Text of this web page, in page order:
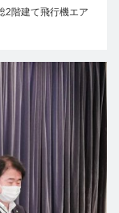
2階建て飛行機エア